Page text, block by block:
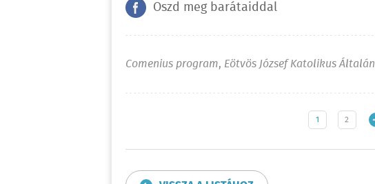
Oszd meg barátaiddal
Comenius program, Eötvös József Katolikus
1 2